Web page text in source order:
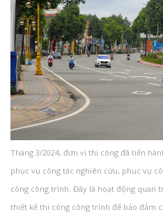
Tháng 3/2024, đơn vị thi công đã tiến
phục vụ công tác nghiên cứu, phục vụ
công công trình. Đây là hoạt động quan
thiết kế thi công công trình để bảo đảm